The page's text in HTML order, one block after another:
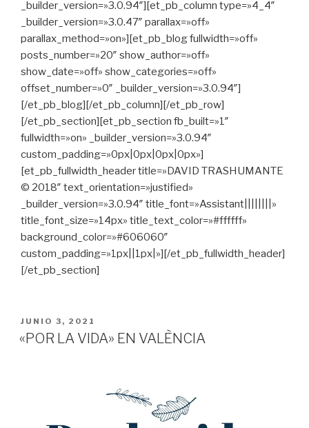
_builder_version=»3.0.94″][et_pb_column type=»4_4″
_builder_version=»3.0.47″ parallax=»off»
parallax_method=»on»][et_pb_blog fullwidth=»off»
posts_number=»20″ show_author=»off»
show_date=»off» show_categories=»off»
offset_number=»0″ _builder_version=»3.0.94″]
[/et_pb_blog][/et_pb_column][/et_pb_row]
[/et_pb_section][et_pb_section fb_built=»1″
fullwidth=»on» _builder_version=»3.0.94″
custom_padding=»0px|0px|0px|0px»]
[et_pb_fullwidth_header title=»DAVID TRASHUMANTE
© 2018″ text_orientation=»justified»
_builder_version=»3.0.94″ title_font=»Assistant||||||||»
title_font_size=»14px» title_text_color=»#ffffff»
background_color=»#606060″
custom_padding=»1px||1px|»][/et_pb_fullwidth_header]
[/et_pb_section]
PUBLICADO
EN
JUNIO 3, 2021
«POR LA VIDA» EN VALÈNCIA